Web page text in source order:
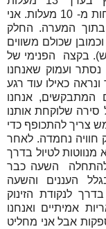
(להזכירכם סוף יוני) ובתוך המערה אפילו פחות מ- 10 מעלות. אני
המערה. החלק
שכולם משווים
בקצה הפנימי של
ועמוק שאנחנו
כאילו עוד רגע
המתבקשים, אנחנו
סירה שלוקחת אותנו
צריך להתכופף כדי
נחמדה. לאחר
מנווטות לטיול בדרך
להתחלה השעה כבר
ובגלל העננים והשעה
לנקודת הזינוק
אמיתיים ואנחנו
אבל אני מחליט